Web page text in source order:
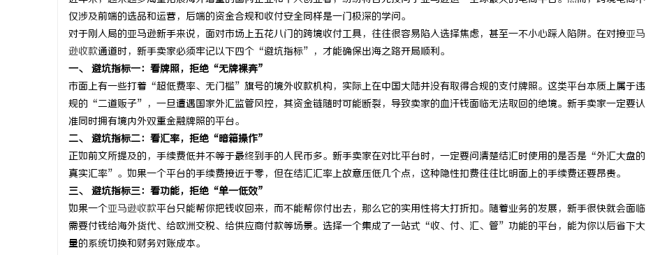
仅涉及前端的选品和运营，后端的资金合规和收付安全同样是一门极深的学问。
对于刚入局的亚马逊新手来说，面对市场上五花八门的跨境收付工具，往往很容易陷入选择焦虑，甚至一不小心踩入陷阱。在对接亚马
逊收款通道时，新手卖家必须牢记以下四个“避坑指标”，才能确保出海之路开局顺利。
一、 避坑指标一：看牌照，拒绝“无牌裸奔”
市面上有一些打着“超低费率、无门槛”旗号的境外收款机构，实际上在中国大陆并没有取得合规的支付牌照。这类平台本质上属于违
规的“二道贩子”，一旦遭遇国家外汇监管风控，其资金链随时可能断裂，导致卖家的血汗钱面临无法取回的绝境。新手卖家一定要认
准同时拥有境内外双重金融牌照的平台。
二、 避坑指标二：看汇率，拒绝“暗箱操作”
正如前文所提及的，手续费低并不等于最终到手的人民币多。新手卖家在对比平台时，一定要问清楚结汇时使用的是否是“外汇大盘的
真实汇率”。如果一个平台的手续费接近于零，但在结汇汇率上故意压低几个点，这种隐性扣费往往比明面上的手续费还要昂贵。
三、 避坑指标三：看功能，拒绝“单一低效”
如果一个亚马逊收款平台只能帮你把钱收回来，而不能帮你付出去，那么它的实用性将大打折扣。随着业务的发展，新手很快就会面临
需要付钱给海外货代、给欧洲交税、给供应商付款等场景。选择一个集成了一站式“收、付、汇、管”功能的平台，能为你以后省下大
量的系统切换和财务对账成本。